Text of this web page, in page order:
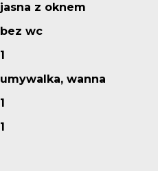
jasna z oknem
bez wc
1
umywalka, wanna
1
1